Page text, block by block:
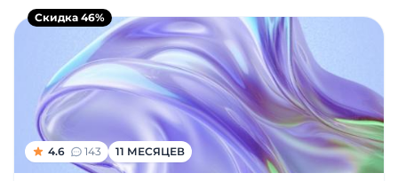
4.6 143 11 МЕСЯЦЕВ
Скидка 46%